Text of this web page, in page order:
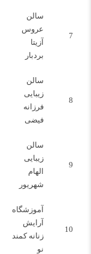
7
سالن
عروس
آزیتا
بردبار
8
سالن
زیبایی
فرزانه
فیضی
9
سالن
زیبایی
الهام
شهریور
10
آموزشگاه
آرایش
زنانه کمند
نو